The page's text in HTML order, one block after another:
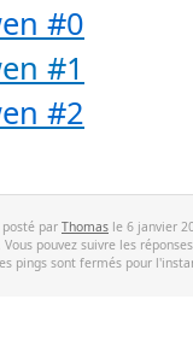
#0
#1
#2
par Thomas le 6 janvier
. Vous pouvez suivre les
pings sont fermés pour